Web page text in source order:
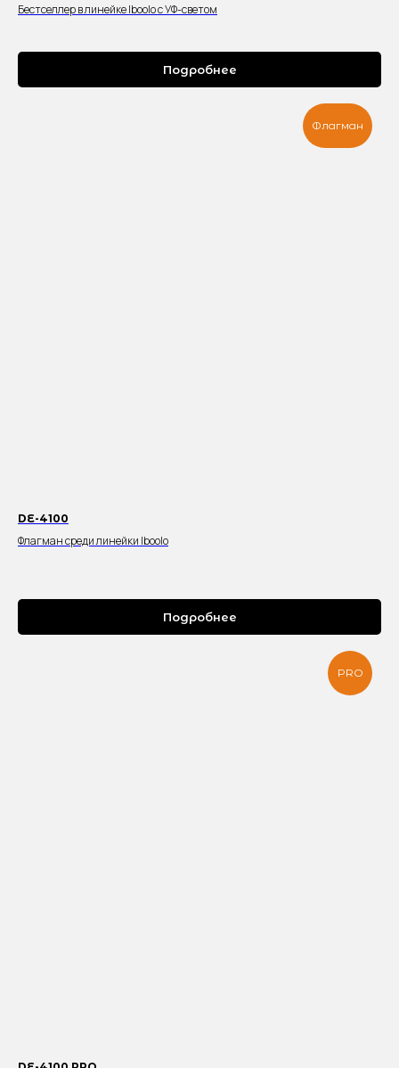
Бестселлер в линейке Iboolo с УФ-светом
Подробнее
Флагман
DE-4100
Флагман среди линейки Iboolo
Подробнее
PRO